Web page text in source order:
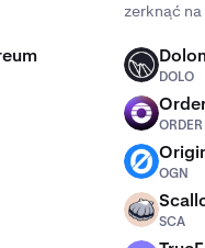
zerknąć
DOLO
DOLO
ORDER
ORDER
OGN
OGN
SCA
SCA